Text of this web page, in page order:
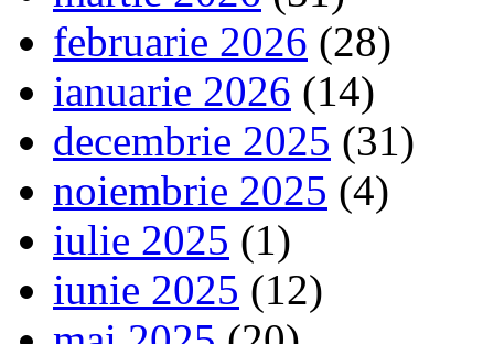
februarie 2026 (28)
ianuarie 2026 (14)
decembrie 2025 (31)
noiembrie 2025 (4)
iulie 2025 (1)
iunie 2025 (12)